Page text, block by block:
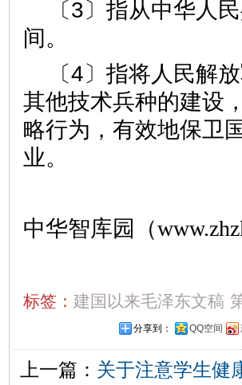
〔3〕指从中华人
间。
〔4〕指将人民解
其他技术兵种的建设
略行为，有效地保卫
业。
中华智库园（
标签： 建国以来毛泽东文稿
分享到： QQ空间
上一篇： 关于注意学生健